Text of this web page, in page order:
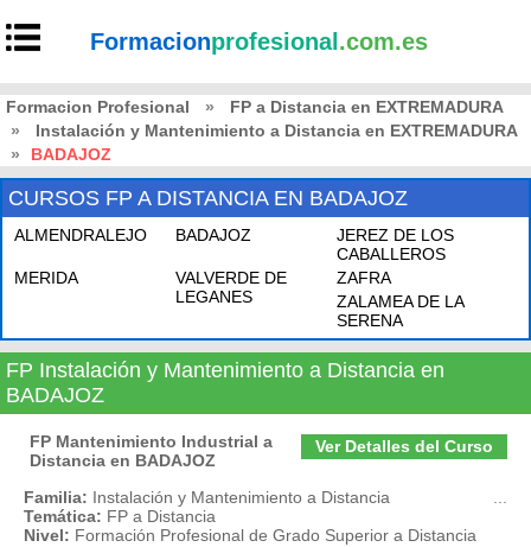
Formacionprofesional .com.es
Formacion Profesional »
FP a Distancia en EXTREMADURA
»
Instalación y Mantenimiento a Distancia en EXTREMADURA
»
BADAJOZ
CURSOS FP A DISTANCIA EN BADAJOZ
ALMENDRALEJO BADAJOZ
JEREZ DE LOS
CABALLEROS
MERIDA
VALVERDE DE
LEGANES
ZAFRA
ZALAMEA DE LA
SERENA
FP Instalación y Mantenimiento a Distancia en
BADAJOZ
Ver Detalles del Curso
FP Mantenimiento Industrial a
Distancia en BADAJOZ
Familia: Instalación y Mantenimiento a Distancia
Temática: FP a Distancia
Nivel: Formación Profesional de Grado Superior a Distancia